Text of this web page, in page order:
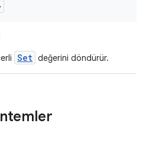
Set değerini döndürür.